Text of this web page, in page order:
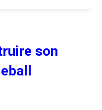
son